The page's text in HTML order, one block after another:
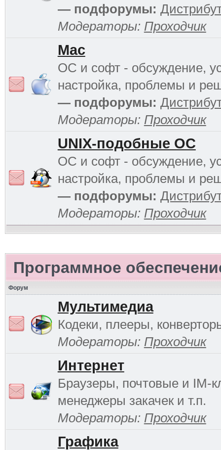
— подфорумы:
Модераторы: Проходчик
Mac
ОС и софт - обсуждение,
настройка, проблемы и
— подфорумы:
Модераторы: Проходчик
UNIX-подобные ОС
ОС и софт - обсуждение,
настройка, проблемы и
— подфорумы:
Модераторы: Проходчик
Программное
Форум
Мультимедиа
Кодеки, плееры,
Модераторы: Проходчик
Интернет
Браузеры, почтовые и IM-
менеджеры закачек и т.п.
Модераторы: Проходчик
Графика